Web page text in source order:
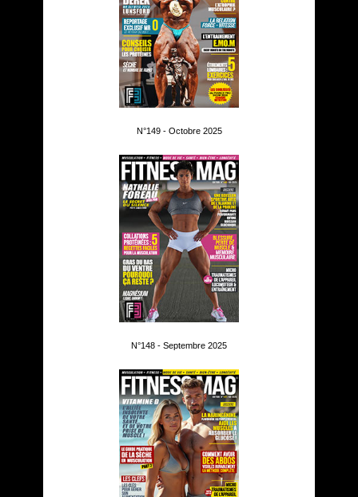
N°149 - Octobre 2025
N°148 - Septembre 2025